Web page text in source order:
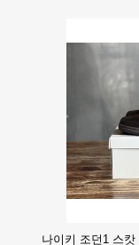
나이키 조던1 스캇